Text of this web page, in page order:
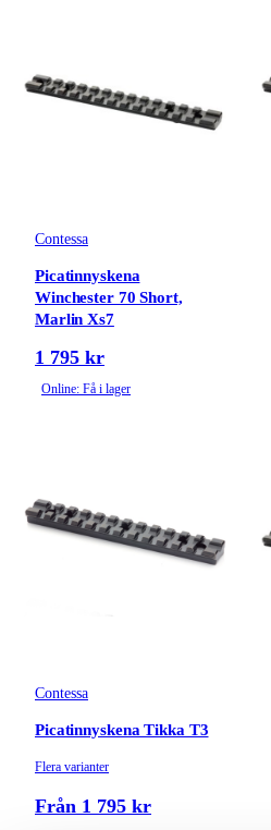
Contessa
Picatinnyskena
Winchester 70 Short,
Marlin Xs7
1 795 kr
Online: Få i lager
Contessa
Picatinnyskena Tikka T3
Flera varianter
Från 1 795 kr